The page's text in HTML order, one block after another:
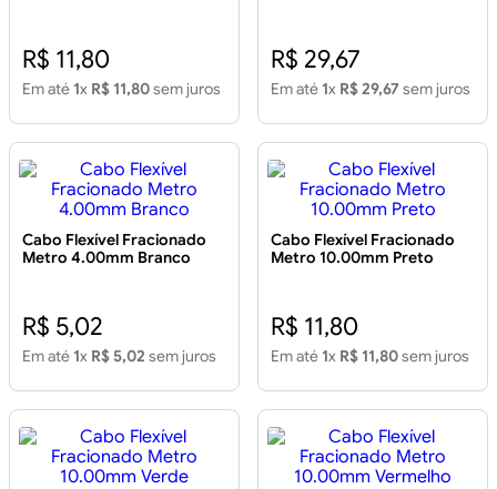
R$ 11,80
Em até 1x R$ 11,80sem juros
R$ 29,67
Em até 1x R$ 29,67 sem juros
Cabo Flexível Fracionado
Metro 4.00mm Branco
R$ 5,02
Em até 1x R$ 5,02 sem juros
Cabo Flexível Fracionado
Metro 10.00mm Preto
R$ 11,80
Em até 1x R$ 11,80sem juros